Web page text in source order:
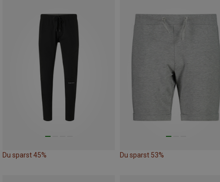
Du sparst 45% Du sparst 53%